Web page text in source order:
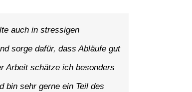
auch in stressigen
sorge dafür, dass Abläufe gut
Arbeit schätze ich besonders
bin sehr gerne ein Teil des